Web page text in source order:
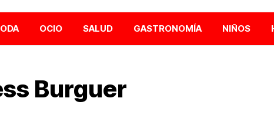
OCIO SALUD GASTRONOMÍA NIÑOS
Burguer